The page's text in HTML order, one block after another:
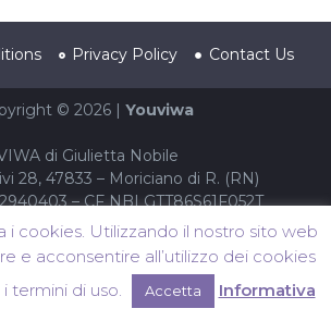
Privacy Policy Contact Us
© 2026 | Youviwa
di Giulietta Nobile
28, 47833 – Moriciano di R. (RN)
– CF NBLGTT86S61F052T
i cookies. Utilizzando il nostro sito web
e acconsentire all’utilizzo dei cookies
termini di uso.
Accetta Informativa